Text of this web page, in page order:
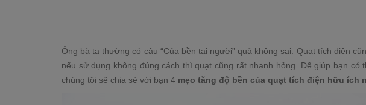
Ông bà ta thường có câu “Của bền tại người” quả không sai. Quạt tích điện
nếu sử dụng không đúng cách thì quạt cũng rất nhanh hỏng. Để giúp bạn có
chúng tôi sẽ chia sẻ với bạn 4 mẹo tăng độ bền của quạt tích điện hữu ích